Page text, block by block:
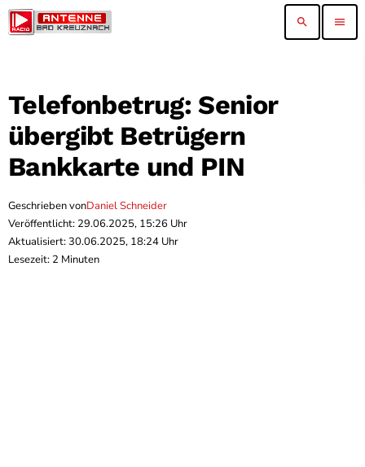
search menu
Telefonbetrug: Senior
übergibt Betrügern
Bankkarte und PIN
Geschrieben vonDaniel Schneider
Veröffentlicht: 29.06.2025, 15:26 Uhr
Aktualisiert: 30.06.2025, 18:24 Uhr
Lesezeit: 2 Minuten